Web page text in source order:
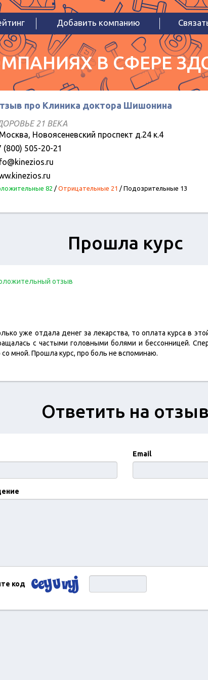
Добавить компанию
В СФЕРЕ
про Клиника доктора Шишонина
21 ВЕКА
Москва, Новоясеневский проспект д.24 к.4
(800) 505-20-21
82 / Отрицательные 21 / Подозрительные 13
Прошла курс
отзыв
уже отдала денег за лекарства, то оплата курса в
с частыми головными болями и бессонницей.
со мной. Прошла курс, про боль не вспоминаю.
Ответить на отзыв
Email
код